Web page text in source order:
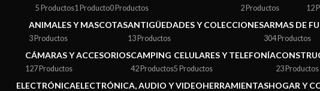
5 Productos1 Producto0 Productos 2 Productos 12
ANIMALES Y MASCOTAS
3 Productos
ANTIGÜEDADES Y COLECCIONES
13 Productos
ARMAS DE
304 Productos
CÁMARAS Y ACCESORIOS
127 Productos
CAMPING
42 Productos
CELULARES Y TELEFONÍA
5 Productos 23 Productos
ELECTRÓNICAELECTRÓNICA, AUDIO Y VIDEOHERRAMIENTASHOGAR Y